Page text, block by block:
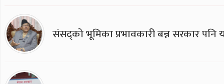
संसद्को भूमिका प्रभावकारी बन्न सरकार पनि